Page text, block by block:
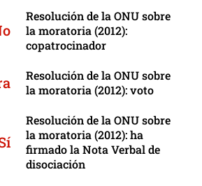
Resolución de la ONU sobre
la moratoria (2012):
copatrocinador
Resolución de la ONU sobre
la moratoria (2012): voto
Resolución de la ONU sobre
la moratoria (2012): ha
firmado la Nota Verbal de
disociación